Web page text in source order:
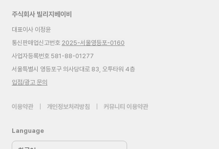
주식회사 빌리지베이비
대표이사 이정윤
통신판매업신고번호 2025-서울영등포-0160
사업자등록번호 581-88-01277
서울특별시 영등포구 의사당대로 83, 오투타워 4층
입점/광고 문의
이용약관 개인정보처리방침 커뮤니티 이용약관
Language